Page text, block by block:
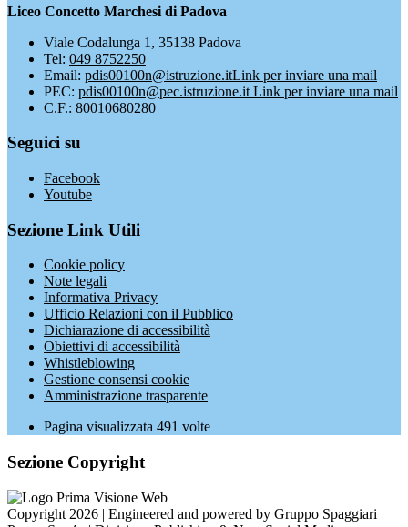
Liceo Concetto Marchesi di Padova
Viale Codalunga 1, 35138 Padova
Tel: 049 8752250
Email: pdis00100n@istruzione.itLink per inviare una mail
PEC: pdis00100n@pec.istruzione.it Link per inviare una mail
C.F.: 80010680280
Seguici su
Facebook
Youtube
Sezione Link Utili
Cookie policy
Note legali
Informativa Privacy
Ufficio Relazioni con il Pubblico
Dichiarazione di accessibilità
Obiettivi di accessibilità
Whistleblowing
Gestione consensi cookie
Amministrazione trasparente
Pagina visualizzata 491 volte
Sezione Copyright
Copyright 2026 | Engineered and powered by Gruppo Spaggiari